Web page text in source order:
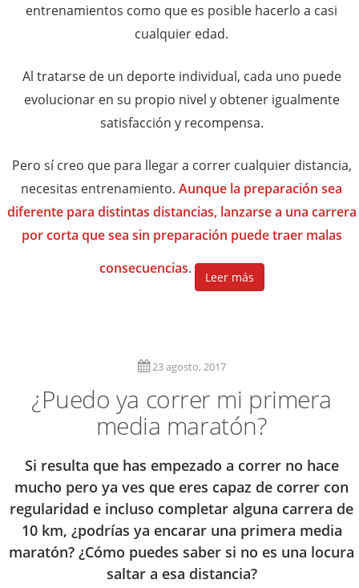
entrenamientos como que es posible hacerlo a casi
cualquier edad.
Al tratarse de un deporte individual, cada uno puede
evolucionar en su propio nivel y obtener igualmente
satisfacción y recompensa.
Pero sí creo que para llegar a correr cualquier distancia,
necesitas entrenamiento. Aunque la preparación sea
diferente para distintas distancias, lanzarse a una carrera
por corta que sea sin preparación puede traer malas
consecuencias.
Leer más
23 agosto, 2017
¿Puedo ya correr mi primera
media maratón?
Si resulta que has empezado a correr no hace
mucho pero ya ves que eres capaz de correr con
regularidad e incluso completar alguna carrera de
10 km, ¿podrías ya encarar una primera media
maratón? ¿Cómo puedes saber si no es una locura
saltar a esa distancia?